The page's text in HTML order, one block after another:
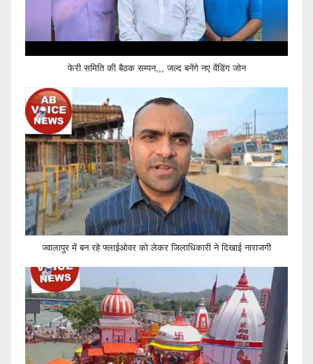
फेरी समिति की बैठक सम्पन,,, जल्द बनेंगे नए वेंडिंग जोन
ज्वालापुर में बन रहे फ्लाईओवर को लेकर जिलाधिकारी ने दिखाई नाराजगी